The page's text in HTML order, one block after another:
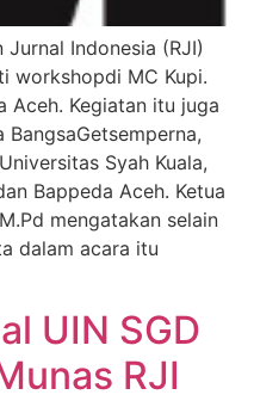
Jurnal Indonesia (RJI)
workshopdi MC Kupi.
Aceh. Kegiatan itu juga
Syah Kuala,
Bappeda Aceh. Ketua
mengatakan selain
dalam acara itu
UIN SGD
RJI